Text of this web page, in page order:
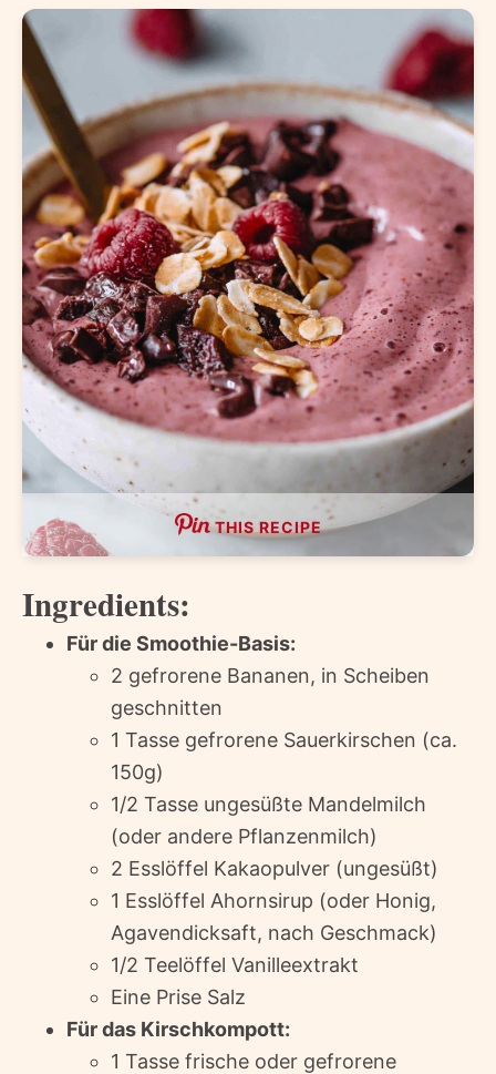
THIS RECIPE
Ingredients:
Für die Smoothie-Basis:
2 gefrorene Bananen, in Scheiben
geschnitten
1 Tasse gefrorene Sauerkirschen (ca.
150g)
1/2 Tasse ungesüßte Mandelmilch
(oder andere Pflanzenmilch)
2 Esslöffel Kakaopulver (ungesüßt)
1 Esslöffel Ahornsirup (oder Honig,
Agavendicksaft, nach Geschmack)
1/2 Teelöffel Vanilleextrakt
Eine Prise Salz
Für das Kirschkompott:
1 Tasse frische oder gefrorene